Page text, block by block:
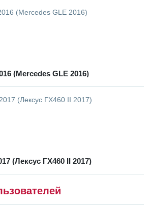
(Mercedes GLE 2016)
(Лексус ГХ460 II 2017)